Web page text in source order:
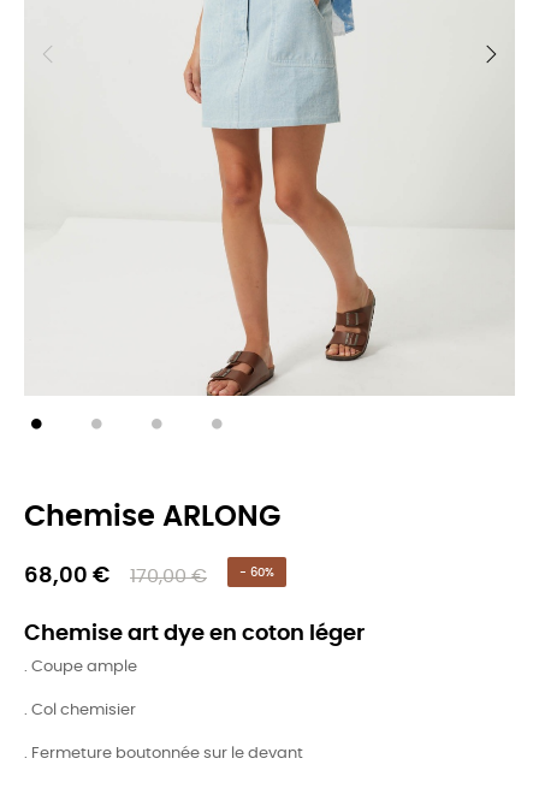
Chemise ARLONG
68,00 € 170,00 € - 60%
Chemise art dye en coton léger
. Coupe ample
. Col chemisier
. Fermeture boutonnée sur le devant